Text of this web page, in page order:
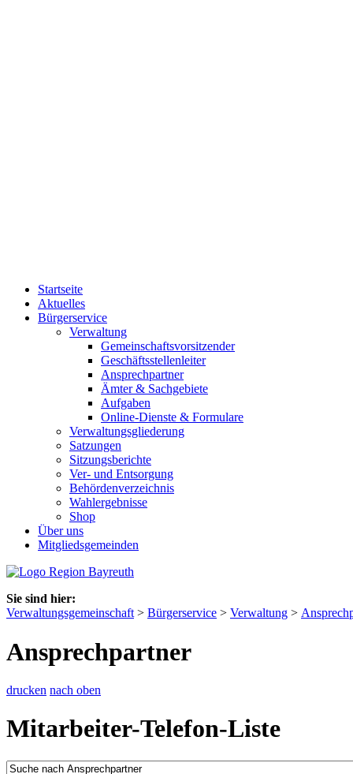
Startseite
Aktuelles
Bürgerservice
Verwaltung
Gemeinschaftsvorsitzender
Geschäftsstellenleiter
Ansprechpartner
Ämter & Sachgebiete
Aufgaben
Online-Dienste & Formulare
Verwaltungsgliederung
Satzungen
Sitzungsberichte
Ver- und Entsorgung
Behördenverzeichnis
Wahlergebnisse
Shop
Über uns
Mitgliedsgemeinden
Sie sind hier:
Verwaltungsgemeinschaft > Bürgerservice > Verwaltung >
Ansprechpartner
drucken nach oben
Mitarbeiter-Telefon-Liste